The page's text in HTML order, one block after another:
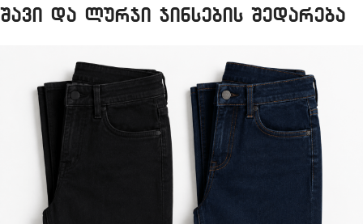
შავი და ლურჯი ჯინსების შედარება